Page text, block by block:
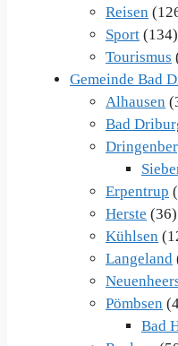
Reisen
Sport (134)
Tourismus
Gemeinde Bad
Alhausen
Bad
Erpentrup
Herste (36)
Kühlsen
Langeland
Pömbsen
Bad